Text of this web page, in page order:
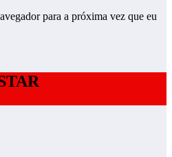
para a próxima vez que eu